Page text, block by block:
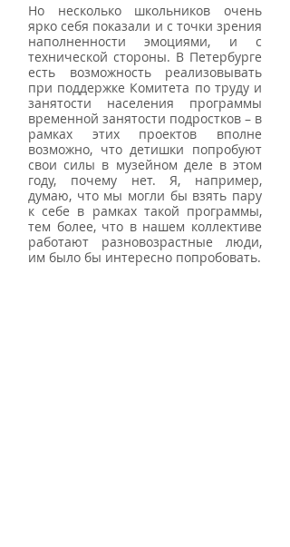
Но несколько школьников очень
ярко себя показали и с точки зрения
наполненности эмоциями, и с
технической стороны. В Петербурге
есть возможность реализовывать
при поддержке Комитета по труду и
занятости населения программы
временной занятости подростков – в
рамках этих проектов вполне
возможно, что детишки попробуют
свои силы в музейном деле в этом
году, почему нет. Я, например,
думаю, что мы могли бы взять пару
к себе в рамках такой программы,
тем более, что в нашем коллективе
работают разновозрастные люди,